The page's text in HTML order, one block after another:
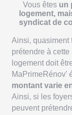
Vous êtes un
logement,
syndicat de
Ainsi, quasiment
prétendre à
logement doit
MaPrimeRénov'
montant varie
Ainsi, si les
peuvent